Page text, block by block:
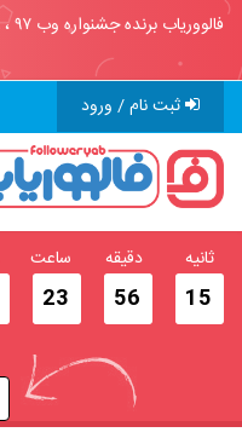
فالووریاب برنده جشنواره وب ۹۷ ، ۹۸ و ۱۴۰۰
ثبت نام / ورود
14
ثانیه
56
دقیقه
23
ساعت